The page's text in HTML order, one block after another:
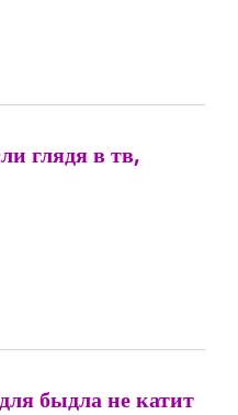
глядя в тв,
быдла не катит